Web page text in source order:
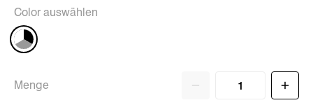
Color auswählen
Menge